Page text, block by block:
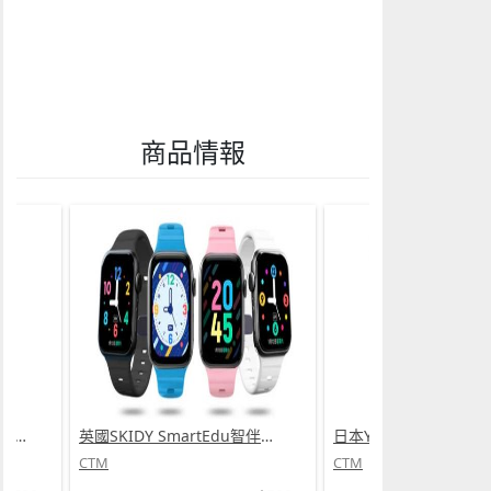
商品情報
英國SKIDY SmartEdu智伴高清流暢五重定位遠控180°旋攝雙向視頻海外適配兒童智能手錶PRO (需訂貨) 日本Yohome 5D全方位雙面雙葉對流淨化智能語音伸縮循環扇 PRO (需訂貨)
CTM CTM